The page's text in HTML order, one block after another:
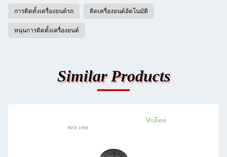
การติดตั้งเครื่องยนต์รถ ติดเครื่องยนต์อัตโนมัติ
หนุนการติดตั้งเครื่องยนต์
Similar Products